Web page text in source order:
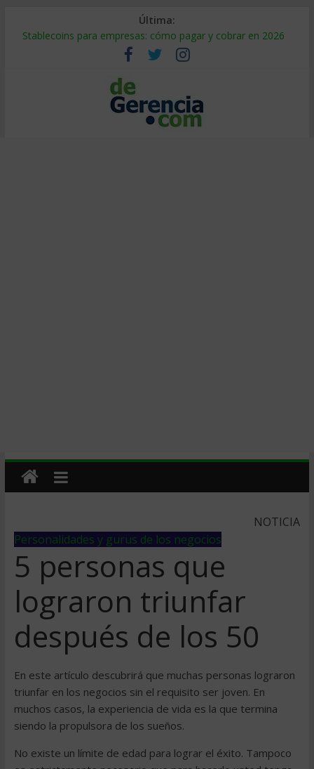
Última:
Stablecoins para empresas: cómo pagar y cobrar en 2026
Despido silencioso: qué es y por qué sale tan caro
IA en selección de personal: cómo auditarla a tiempo
Trabajo forzoso en la cadena de suministro: qué hacer
Mercado hispano de EE. UU.: cómo segmentarlo y venderle
NOTICIA
Personalidades y gurus de los negocios
5 personas que
lograron triunfar
después de los 50
En este artículo descubrirá que muchas personas lograron
triunfar en los negocios sin el requisito ser joven. En
muchos casos, la experiencia de vida es la que termina
siendo la propulsora de los sueños.
No existe un límite de edad para lograr el éxito. Tampoco